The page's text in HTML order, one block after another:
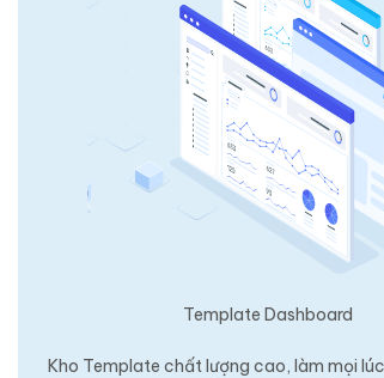
Template Dashboard
Kho Template chất lượng cao, làm mọi